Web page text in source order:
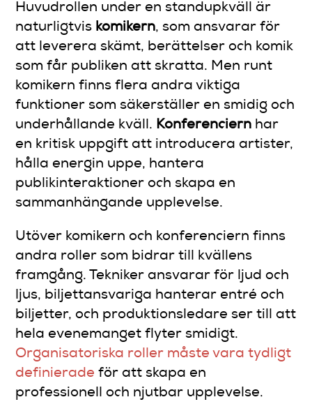
Huvudrollen under en standupkväll är
naturligtvis komikern, som ansvarar för
att leverera skämt, berättelser och komik
som får publiken att skratta. Men runt
komikern finns flera andra viktiga
funktioner som säkerställer en smidig och
underhållande kväll. Konferenciern har
en kritisk uppgift att introducera artister,
hålla energin uppe, hantera
publikinteraktioner och skapa en
sammanhängande upplevelse.
Utöver komikern och konferenciern finns
andra roller som bidrar till kvällens
framgång. Tekniker ansvarar för ljud och
ljus, biljettansvariga hanterar entré och
biljetter, och produktionsledare ser till att
hela evenemanget flyter smidigt.
Organisatoriska roller måste vara tydligt
definierade för att skapa en
professionell och njutbar upplevelse.